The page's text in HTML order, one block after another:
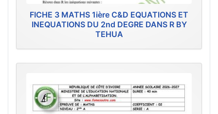
FICHE 3 MATHS 1ière C&D EQUATIONS ET
INEQUATIONS DU 2nd DEGRE DANS R BY
TEHUA